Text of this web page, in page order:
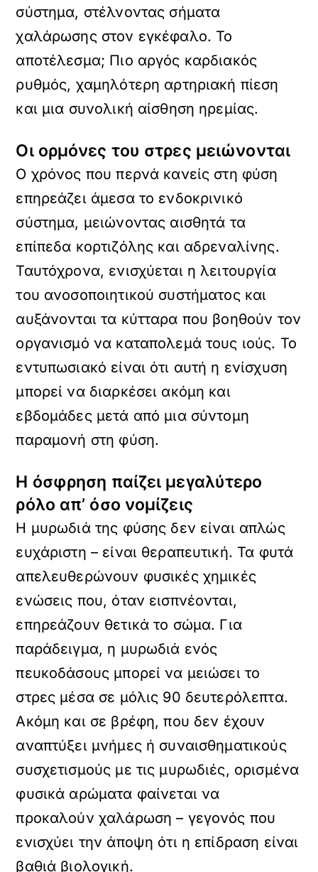
σύστημα, στέλνοντας σήματα
χαλάρωσης στον εγκέφαλο. Το
αποτέλεσμα; Πιο αργός καρδιακός
ρυθμός, χαμηλότερη αρτηριακή πίεση
και μια συνολική αίσθηση ηρεμίας.
Οι ορμόνες του στρες μειώνονται
Ο χρόνος που περνά κανείς στη φύση
επηρεάζει άμεσα το ενδοκρινικό
σύστημα, μειώνοντας αισθητά τα
επίπεδα κορτιζόλης και αδρεναλίνης.
Ταυτόχρονα, ενισχύεται η λειτουργία
του ανοσοποιητικού συστήματος και
αυξάνονται τα κύτταρα που βοηθούν τον
οργανισμό να καταπολεμά τους ιούς. Το
εντυπωσιακό είναι ότι αυτή η ενίσχυση
μπορεί να διαρκέσει ακόμη και
εβδομάδες μετά από μια σύντομη
παραμονή στη φύση.
Η όσφρηση παίζει μεγαλύτερο
ρόλο απ’ όσο νομίζεις
Η μυρωδιά της φύσης δεν είναι απλώς
ευχάριστη – είναι θεραπευτική. Τα φυτά
απελευθερώνουν φυσικές χημικές
ενώσεις που, όταν εισπνέονται,
επηρεάζουν θετικά το σώμα. Για
παράδειγμα, η μυρωδιά ενός
πευκοδάσους μπορεί να μειώσει το
στρες μέσα σε μόλις 90 δευτερόλεπτα.
Ακόμη και σε βρέφη, που δεν έχουν
αναπτύξει μνήμες ή συναισθηματικούς
συσχετισμούς με τις μυρωδιές, ορισμένα
φυσικά αρώματα φαίνεται να
προκαλούν χαλάρωση – γεγονός που
ενισχύει την άποψη ότι η επίδραση είναι
βαθιά βιολογική.